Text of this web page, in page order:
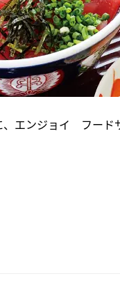
、エンジョイ フード